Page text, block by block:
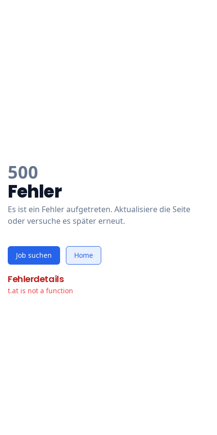
500
Fehler
Es ist ein Fehler aufgetreten. Aktualisiere die Seite
oder versuche es später erneut.
Job suchen Home
Fehlerdetails
t.at is not a function